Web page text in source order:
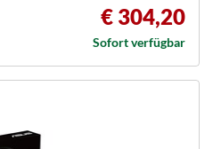
€ 304,20
Sofort verfügbar